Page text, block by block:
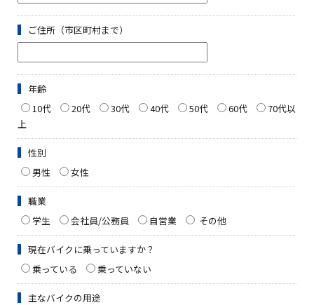
ご住所（市区町村まで）
年齢
10代
20代 30代 40代 50代 60代
70代以
上
性別
男性
女性
職業
学生
会社員/公務員 自営業 その他
現在バイクに乗っていますか？
乗っている
乗っていない
主なバイクの用途